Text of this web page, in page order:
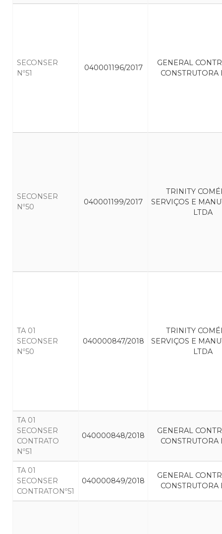
SECONSER
Nº51
040001196/2017
GENERAL
CONSTRUTORA
SECONSER
Nº50
040001199/2017
TRINITY
SERVIÇOS E
LTDA
TA 01
SECONSER
Nº50
040000847/2018
TRINITY
SERVIÇOS E
LTDA
TA 01
SECONSER
CONTRATO
Nº51
040000848/2018
GENERAL
CONSTRUTORA
TA 01
SECONSER
CONTRATONº51
040000849/2018
GENERAL
CONSTRUTORA